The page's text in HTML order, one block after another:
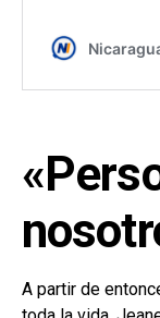
A partir de